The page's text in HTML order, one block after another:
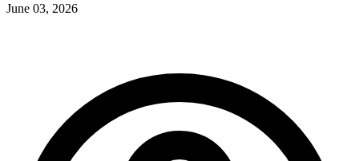
June 03, 2026